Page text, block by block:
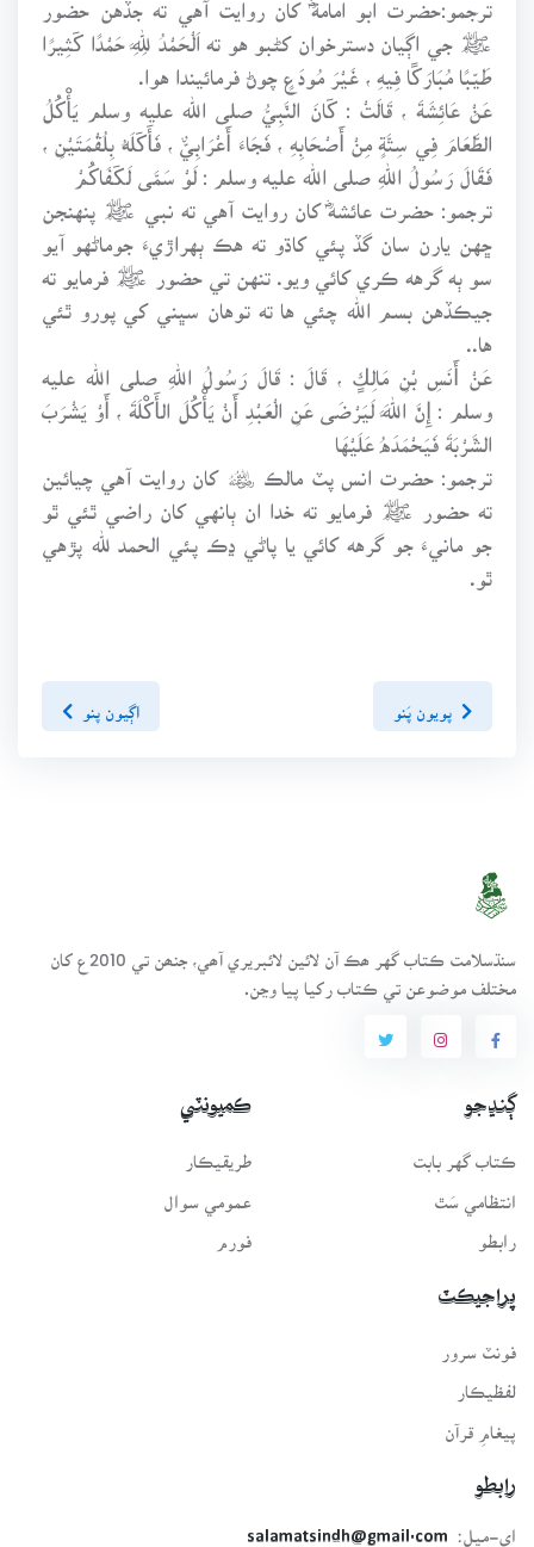
ﷺ جي اڳيان دسترخوان کڻبو هو ته اَلْحَمْدُ لِلَّهِ حَمْدًا كَثِيرًا
طَيِّبًا مُبَارَكًا فِيهِ ، غَيْرَ مُودَعٍ چوڻ فرمائيندا هوا.
عَنْ عَائِشَةَ ، قَالَتْ : كَانَ النَّبِيُّ صلى الله عليه وسلم يَأْكُلُ
الطَّعَامَ فِي سِتَّةٍ مِنْ أَصْحَابِهِ ، فَجَاءَ أَعْرَابِيٌّ ، فَأَكَلَهُ بِلُقْمَتَيْنِ ،
فَقَالَ رَسُولُ اللهِ صلى الله عليه وسلم : لَوْ سَمَّى لَكَفَاكُمْ
ترجمو: حضرت عائشهؓ کان روايت آهي ته نبي ﷺ پنهنجن
ڇهن يارن سان گڏ پئي کاڌو ته هڪ ٻهراڙيءَ جوماڻهو آيو
سو ٻه گرهه ڪري کائي ويو. تنهن تي حضور ﷺ فرمايو ته
جيڪڏهن بسم الله چئي ها ته توهان سڀني کي پورو ٿئي
ها..
عَنْ أَنَسِ بْنِ مَالِكٍ ، قَالَ : قَالَ رَسُولُ اللهِ صلى الله عليه
وسلم : إِنَّ اللَّهَ لَيَرْضَى عَنِ الْعَبْدِ أَنْ يَأْكُلَ الأَكْلَةَ ، أَوْ يَشْرَبَ
الشَّرْبَةَ فَيَحْمَدَهُ عَلَيْهَا
ترجمو: حضرت انس پٽ مالڪ ﷦ کان روايت آهي چيائين
ته حضور ﷺ فرمايو ته خدا ان ٻانهي کان راضي ٿئي ٿو
جو مانيءَ جو گرهه کائي يا پاڻي ڍڪ پئي الحمد لله پڙهي
ٿو.
پويون پَنو اڳيون پنو
سنڌسلامت ڪتاب گهر ھڪ آن لائين لائبريري آھي، جنھن تي 2010ع کان
مختلف موضوعن تي ڪتاب رکيا پيا وڃن.
ڳنڍجو
ڪتاب گهر بابت
انتظامي سَٿ
رابطو
ڪميونٽي
طريقيڪار
عمومي سوال
فورم
پراجيڪٽ
لفظيڪار
پيغامِ قرآن
رابطو
اي-ميل:
salamatsindh@gmail.com